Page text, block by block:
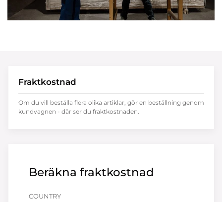
Beräkna fraktkostnad
COUNTRY
Fraktkostnad
Om du vill beställa flera olika artiklar, gör en beställning genom
kundvagnen - där ser du fraktkostnaden.